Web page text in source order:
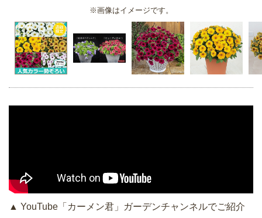
※画像はイメージです。
▲ YouTube「カーメン君」ガーデンチャンネルでご紹介